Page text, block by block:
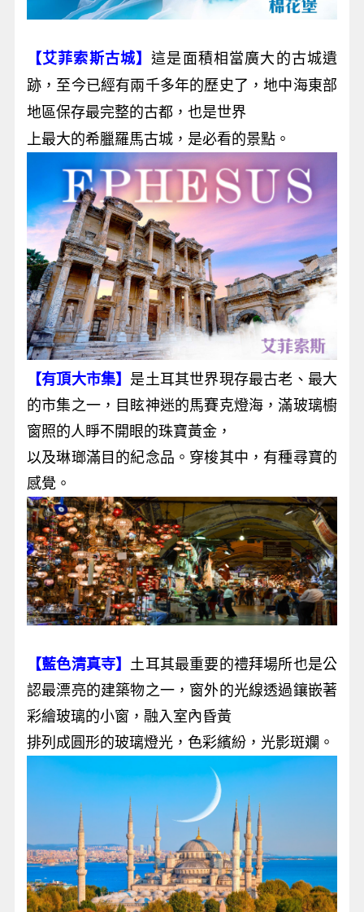
【艾菲索斯古城】這是面積相當廣大的古城遺
跡，至今已經有兩千多年的歷史了，地中海東部
地區保存最完整的古都，也是世界
上最大的希臘羅馬古城，是必看的景點。
【有頂大市集】 是土耳其世界現存最古老、最大
的市集之一，目眩神迷的馬賽克燈海，滿玻璃櫥
窗照的人睜不開眼的珠寶黃金，
以及琳瑯滿目的紀念品。穿梭其中，有種尋寶的
感覺。
【藍色清真寺】 土耳其最重要的禮拜場所也是公
認最漂亮的建築物之一，窗外的光線透過鑲嵌著
彩繪玻璃的小窗，融入室內昏黃
排列成圓形的玻璃燈光，色彩繽紛，光影斑斕。